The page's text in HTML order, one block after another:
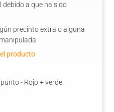
debido a que ha sido
precinto extra o alguna
producto
- Rojo + verde